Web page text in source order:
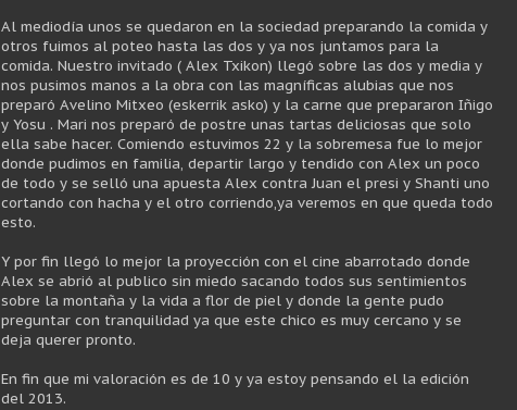
Al mediodía unos se quedaron en la sociedad preparando la comida y
otros fuimos al poteo hasta las dos y ya nos juntamos para la
comida. Nuestro invitado ( Alex Txikon) llegó sobre las dos y media y
nos pusimos manos a la obra con las magníficas alubias que nos
preparó Avelino Mitxeo (eskerrik asko) y la carne que prepararon Iñigo
y Yosu . Mari nos preparó de postre unas tartas deliciosas que solo
ella sabe hacer. Comiendo estuvimos 22 y la sobremesa fue lo mejor
donde pudimos en familia, departir largo y tendido con Alex un poco
de todo y se selló una apuesta Alex contra Juan el presi y Shanti uno
cortando con hacha y el otro corriendo,ya veremos en que queda todo
esto.
Y por fin llegó lo mejor la proyección con el cine abarrotado donde
Alex se abrió al publico sin miedo sacando todos sus sentimientos
sobre la montaña y la vida a flor de piel y donde la gente pudo
preguntar con tranquilidad ya que este chico es muy cercano y se
deja querer pronto.
En fin que mi valoración es de 10 y ya estoy pensando el la edición
del 2013.